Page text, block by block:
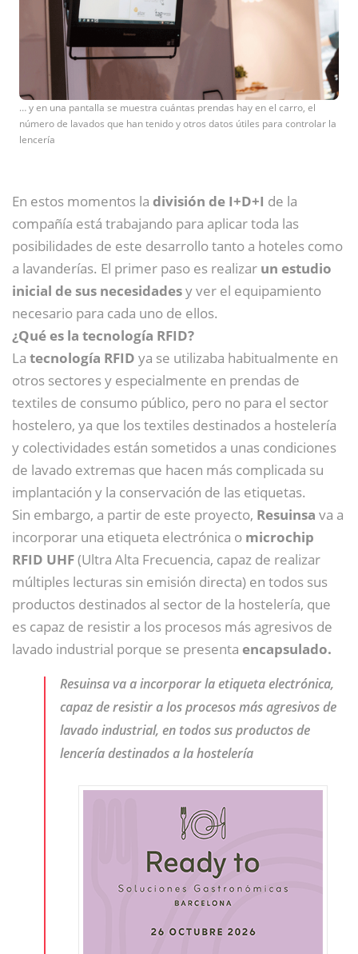
… y en una pantalla se muestra cuántas prendas hay en el carro, el
número de lavados que han tenido y otros datos útiles para controlar la
lencería
En estos momentos la división de I+D+I de la
compañía está trabajando para aplicar toda las
posibilidades de este desarrollo tanto a hoteles como
a lavanderías. El primer paso es realizar un estudio
inicial de sus necesidadesy ver el equipamiento
necesario para cada uno de ellos.
¿Qué es la tecnología RFID?
La tecnología RFID ya se utilizaba habitualmente en
otros sectores y especialmente en prendas de
textiles de consumo público, pero no para el sector
hostelero, ya que los textiles destinados a hostelería
y colectividades están sometidos a unas condiciones
de lavado extremas que hacen más complicada su
implantación y la conservación de las etiquetas.
Sin embargo, a partir de este proyecto, Resuinsa va a
incorporar una etiqueta electrónica o microchip
RFID UHF(Ultra Alta Frecuencia, capaz de realizar
múltiples lecturas sin emisión directa) en todos sus
productos destinados al sector de la hostelería, que
es capaz de resistir a los procesos más agresivos de
lavado industrial porque se presenta encapsulado.
Resuinsa va a incorporar la etiqueta electrónica,
capaz de resistir a los procesos más agresivos de
lavado industrial, en todos sus productos de
lencería destinados a la hostelería